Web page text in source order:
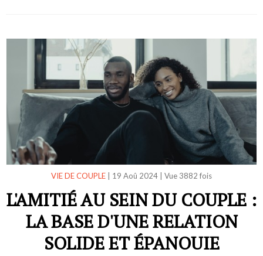
VIE DE COUPLE 19 Aoû 2024 Vue 3882 fois
L'AMITIÉ AU SEIN DU COUPLE :
LA BASE D'UNE RELATION
SOLIDE ET ÉPANOUIE